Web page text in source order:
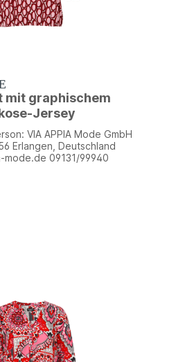
graphischem
Jersey
VIA APPIA Mode GmbH
Erlangen, Deutschland
09131/99940